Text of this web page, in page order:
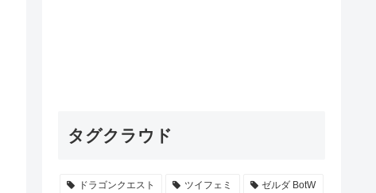
タグクラウド
ドラゴンクエスト ツイフェミ ゼルダ BotW